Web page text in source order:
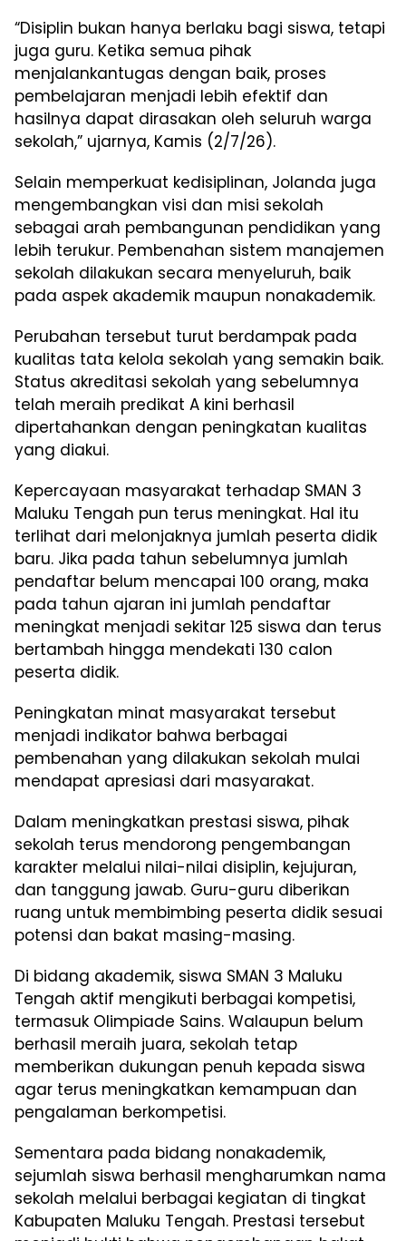
“Disiplin bukan hanya berlaku bagi siswa, tetapi
juga guru. Ketika semua pihak
menjalankantugas dengan baik, proses
pembelajaran menjadi lebih efektif dan
hasilnya dapat dirasakan oleh seluruh warga
sekolah,” ujarnya, Kamis (2/7/26).
Selain memperkuat kedisiplinan, Jolanda juga
mengembangkan visi dan misi sekolah
sebagai arah pembangunan pendidikan yang
lebih terukur. Pembenahan sistem manajemen
sekolah dilakukan secara menyeluruh, baik
pada aspek akademik maupun nonakademik.
Perubahan tersebut turut berdampak pada
kualitas tata kelola sekolah yang semakin baik.
Status akreditasi sekolah yang sebelumnya
telah meraih predikat A kini berhasil
dipertahankan dengan peningkatan kualitas
yang diakui.
Kepercayaan masyarakat terhadap SMAN 3
Maluku Tengah pun terus meningkat. Hal itu
terlihat dari melonjaknya jumlah peserta didik
baru. Jika pada tahun sebelumnya jumlah
pendaftar belum mencapai 100 orang, maka
pada tahun ajaran ini jumlah pendaftar
meningkat menjadi sekitar 125 siswa dan terus
bertambah hingga mendekati 130 calon
peserta didik.
Peningkatan minat masyarakat tersebut
menjadi indikator bahwa berbagai
pembenahan yang dilakukan sekolah mulai
mendapat apresiasi dari masyarakat.
Dalam meningkatkan prestasi siswa, pihak
sekolah terus mendorong pengembangan
karakter melalui nilai-nilai disiplin, kejujuran,
dan tanggung jawab. Guru-guru diberikan
ruang untuk membimbing peserta didik sesuai
potensi dan bakat masing-masing.
Di bidang akademik, siswa SMAN 3 Maluku
Tengah aktif mengikuti berbagai kompetisi,
termasuk Olimpiade Sains. Walaupun belum
berhasil meraih juara, sekolah tetap
memberikan dukungan penuh kepada siswa
agar terus meningkatkan kemampuan dan
pengalaman berkompetisi.
Sementara pada bidang nonakademik,
sejumlah siswa berhasil mengharumkan nama
sekolah melalui berbagai kegiatan di tingkat
Kabupaten Maluku Tengah. Prestasi tersebut